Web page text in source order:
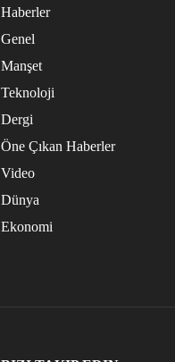
Haberler
Genel
Manşet
Teknoloji
Dergi
Öne Çıkan Haberler
Video
Dünya
Ekonomi